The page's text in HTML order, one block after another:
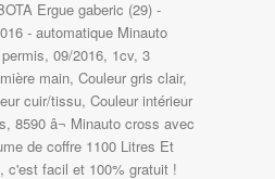
Ergue gaberic (29) -
- automatique Minauto
09/2016, 1cv, 3
main, Couleur gris clair,
cuir/tissu, Couleur intérieur
8590 â¬ Minauto cross avec
de coffre 1100 Litres Et
c'est facil et 100% gratuit !